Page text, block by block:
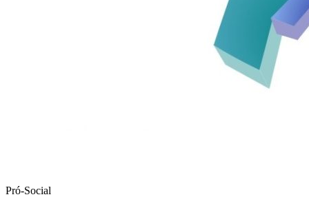
Pró-Social